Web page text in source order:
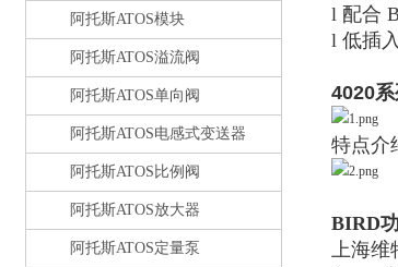
阿托斯ATOS模块
阿托斯ATOS溢流阀
阿托斯ATOS单向阀
阿托斯ATOS电感式变送器
阿托斯ATOS比例阀
阿托斯ATOS放大器
阿托斯ATOS定量泵
l 配合
l 低插
4020
特点介
BIRD
上海维